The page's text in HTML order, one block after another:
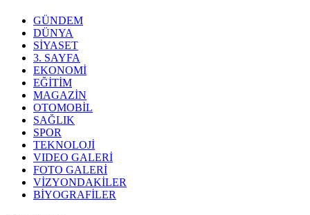
GÜNDEM
DÜNYA
SİYASET
3. SAYFA
EKONOMİ
EĞİTİM
MAGAZİN
OTOMOBİL
SAĞLIK
SPOR
TEKNOLOJİ
VIDEO GALERİ
FOTO GALERİ
VİZYONDAKİLER
BİYOGRAFİLER